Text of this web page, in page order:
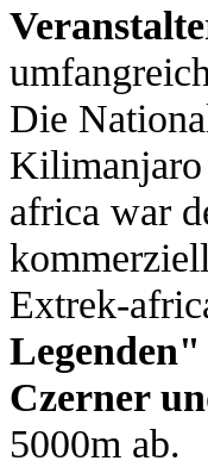
Die
africa war
Extrek-
Czerner
5000m ab.